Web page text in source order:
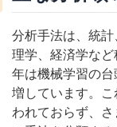
分析手法は、統
理学、経済学な
年は機械学習の
増しています。
われておらず、